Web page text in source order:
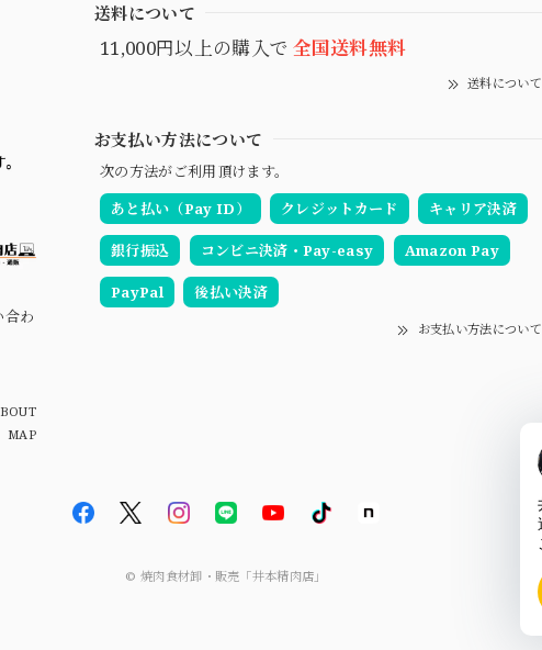
合わ
MAP
送料について
11,000円以上の購入で 全国送料無料
送料について
お支払い方法について
次の方法がご利用頂けます。
あと払い（Pay ID）
クレジットカード キャリア決済
銀行振込 コンビニ決済・Pay-easy Amazon Pay
PayPal 後払い決済
お支払い方法について
© 焼肉食材卸・販売「井本精肉店」